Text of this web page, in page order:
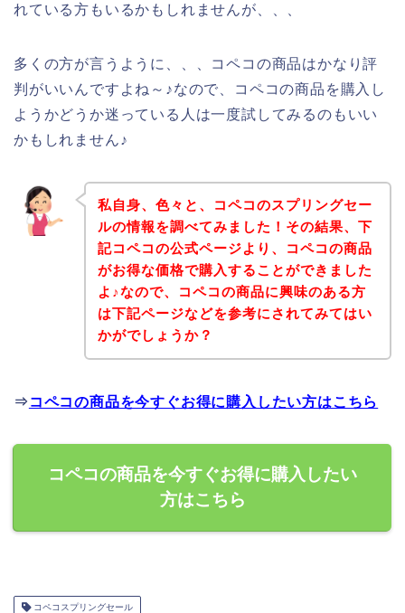
れている方もいるかもしれませんが、、、
多くの方が言うように、、、コペコの商品はかなり評
判がいいんですよね～♪なので、コペコの商品を購入し
ようかどうか迷っている人は一度試してみるのもいい
かもしれません♪
私自身、色々と、コペコのスプリングセー
ルの情報を調べてみました！その結果、下
記コペコの公式ページより、コペコの商品
がお得な価格で購入することができました
よ♪なので、コペコの商品に興味のある方
は下記ページなどを参考にされてみてはい
かがでしょうか？
⇒ コペコの商品を今すぐお得に購入したい方はこちら
コペコの商品を今すぐお得に購入したい
方はこちら
コペコスプリングセール